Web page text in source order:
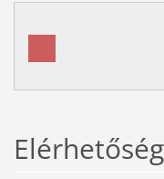
Elérhetőség